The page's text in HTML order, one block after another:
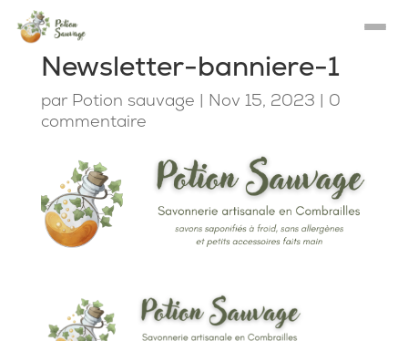
Newsletter-banniere-1
par Potion sauvage | Nov 15, 2023 | 0
commentaire